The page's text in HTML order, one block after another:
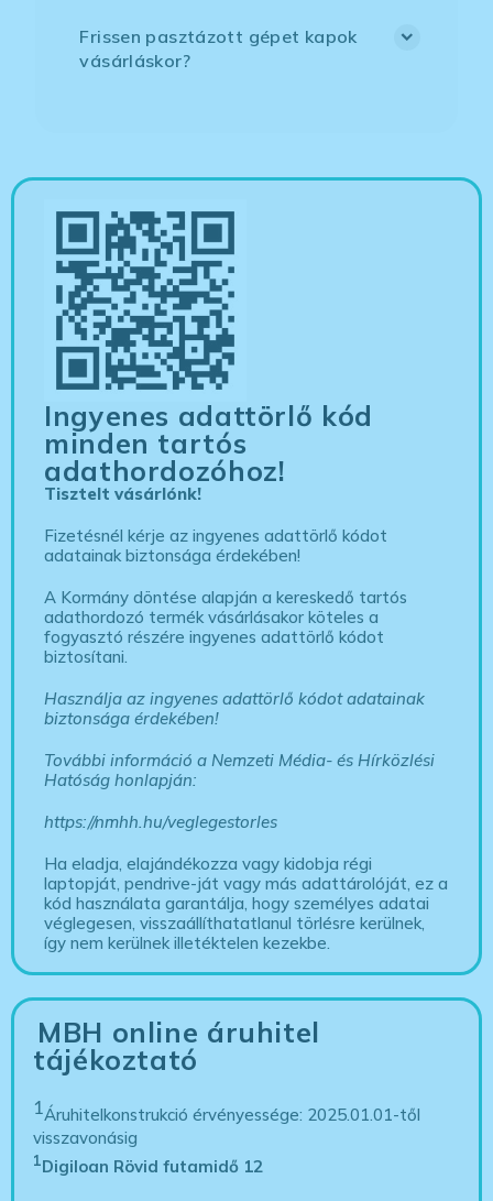
Frissen pasztázott gépet kapok
vásárláskor?
Ingyenes adattörlő kód
minden tartós
adathordozóhoz!
Tisztelt vásárlónk!
Fizetésnél kérje az ingyenes adattörlő kódot
adatainak biztonsága érdekében!
A Kormány döntése alapján a kereskedő tartós
adathordozó termék vásárlásakor köteles a
fogyasztó részére ingyenes adattörlő kódot
biztosítani.
Használja az ingyenes adattörlő kódot adatainak
biztonsága érdekében!
További információ a Nemzeti Média- és Hírközlési
Hatóság honlapján:
https://nmhh.hu/veglegestorles
Ha eladja, elajándékozza vagy kidobja régi
laptopját, pendrive-ját vagy más adattárolóját, ez a
kód használata garantálja, hogy személyes adatai
véglegesen, visszaállíthatatlanul törlésre kerülnek,
így nem kerülnek illetéktelen kezekbe.
MBH online áruhitel
tájékoztató
1Áruhitelkonstrukció érvényessége: 2025.01.01-től
visszavonásig
1Digiloan Rövid futamidő 12